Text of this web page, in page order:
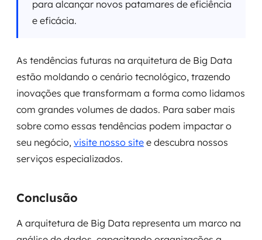
para alcançar novos patamares de eficiência
e eficácia.
As tendências futuras na arquitetura de Big Data
estão moldando o cenário tecnológico, trazendo
inovações que transformam a forma como lidamos
com grandes volumes de dados. Para saber mais
sobre como essas tendências podem impactar o
seu negócio, visite nosso site e descubra nossos
serviços especializados.
Conclusão
A arquitetura de Big Data representa um marco na